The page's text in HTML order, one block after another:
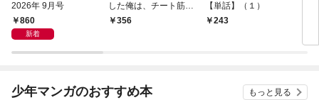
2026年 9月号
860
新着
した俺は、チート筋肉
で無双する【単話】
356
【単話】（１）
243
少年マンガのおすすめ本 もっと見る